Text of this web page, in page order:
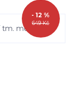
649 Kč
- 12 %